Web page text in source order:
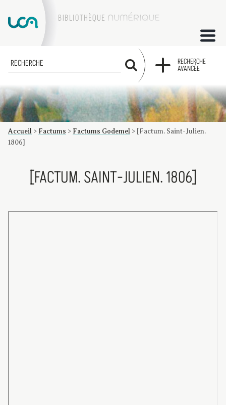
ACCUEIL
COLLECTIONS
FACTUMS
Les factums à la BU
Présentation du corpus de factums de la collection Marie
Bibliographie
Glossaire
Index de recherche
RECHERCHE
RECHERCHE
AVANCÉE
Accueil > Factums > Factums Godemel > [Factum. Saint-Julien.
1806]
[FACTUM. SAINT-JULIEN. 1806]